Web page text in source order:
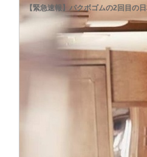
【緊急速報】パクボゴムの2回目の